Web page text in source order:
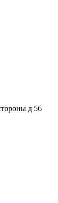
д 56